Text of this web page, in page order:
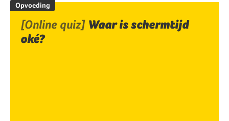
Opvoeding
[Online quiz] Waar is schermtijd
oké?